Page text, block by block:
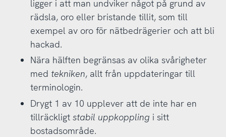
ligger i att man undviker något på grund av
rädsla, oro eller bristande tillit, som till
exempel av oro för nätbedrägerier och att bli
hackad.
Nära hälften begränsas av olika svårigheter
med tekniken, allt från uppdateringar till
terminologin.
Drygt 1 av 10 upplever att de inte har en
tillräckligt stabil uppkoppling i sitt
bostadsområde.